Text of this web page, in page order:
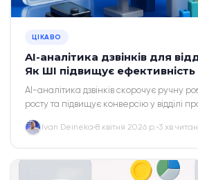
ЦІКАВО
AI-аналітика дзвінків для
Як ШІ підвищує
2026 році
AI-аналітика дзвінків скорочує ручну
росту та підвищує конверсію у відділі
Ivan Deineka 8 квітня 2026 р. 3 хв